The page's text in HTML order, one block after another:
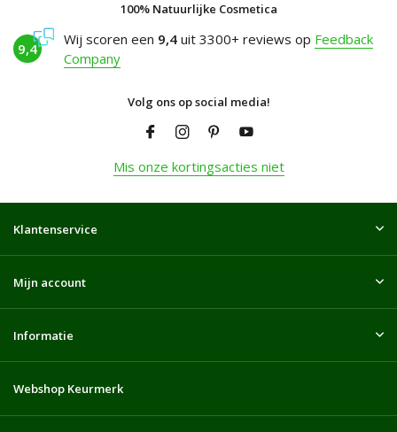
100% Natuurlijke Cosmetica
9,4
Wij scoren een 9,4 uit 3300+ reviews op Feedback
Company
Volg ons op social media!
Mis onze kortingsacties niet
Klantenservice
Mijn account
Informatie
Webshop Keurmerk